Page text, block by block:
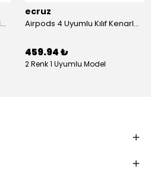
Airpods 4 Uyumlu Kılıf Kenarları Renkli Şeffaf Dilimli Silikon Ecruz Airbag 40 Uyumlu Kılıf
ecruz
Airpods 4 Uyumlu Kılıf Kenarları Renkli Şeffaf Dilimli Silikon Ecruz Airbag 40 Uyumlu Kılıf
459.94 ₺
2 Renk 1 Uyumlu Model